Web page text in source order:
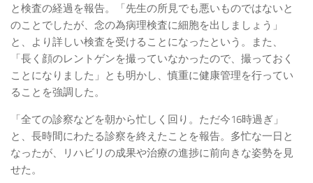
と検査の経過を報告。「先生の所見でも悪いものではないと
のことでしたが、念の為病理検査に細胞を出しましょう」
と、より詳しい検査を受けることになったという。また、
「長く顔のレントゲンを撮っていなかったので、撮っておく
ことになりました」とも明かし、慎重に健康管理を行ってい
ることを強調した。
「全ての診察などを朝から忙しく回り。ただ今16時過ぎ」
と、長時間にわたる診察を終えたことを報告。多忙な一日と
なったが、リハビリの成果や治療の進捗に前向きな姿勢を見
せた。